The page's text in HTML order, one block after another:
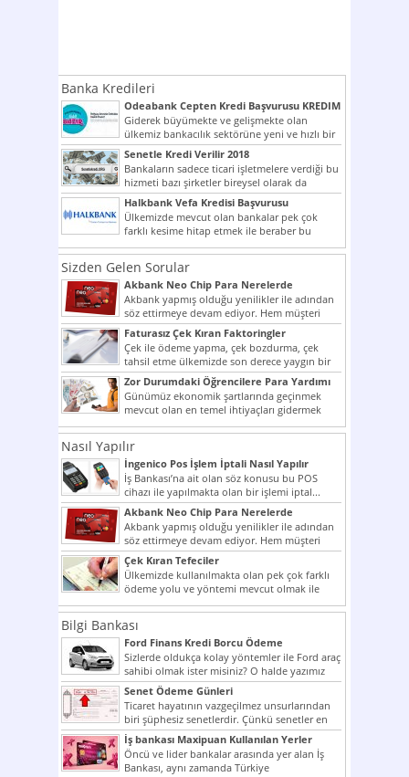
Banka Kredileri
Odeabank Cepten Kredi Başvurusu KREDIM
8444
Giderek büyümekte ve gelişmekte olan
ülkemiz bankacılık sektörüne yeni ve hızlı bir
giriş yapmış olan...
Senetle Kredi Verilir 2018
Bankaların sadece ticari işletmelere verdiği bu
hizmeti bazı şirketler bireysel olarak da
vermektedir. Senetle kredi...
Halkbank Vefa Kredisi Başvurusu
Ülkemizde mevcut olan bankalar pek çok
farklı kesime hitap etmek ile beraber bu
noktada son...
Sizden Gelen Sorular
Akbank Neo Chip Para Nerelerde
Kullanılır?
Akbank yapmış olduğu yenilikler ile adından
söz ettirmeye devam ediyor. Hem müşteri
potansiyelini arttırmak hem...
Faturasız Çek Kıran Faktoringler
Çek ile ödeme yapma, çek bozdurma, çek
tahsil etme ülkemizde son derece yaygın bir
şekilde...
Zor Durumdaki Öğrencilere Para Yardımı
Günümüz ekonomik şartlarında geçinmek
mevcut olan en temel ihtiyaçları gidermek
dahi son derece zor olmak...
Nasıl Yapılır
İngenico Pos İşlem İptali Nasıl Yapılır
İş Bankası’na ait olan söz konusu bu POS
cihazı ile yapılmakta olan bir işlemi iptal...
Akbank Neo Chip Para Nerelerde
Kullanılır?
Akbank yapmış olduğu yenilikler ile adından
söz ettirmeye devam ediyor. Hem müşteri
potansiyelini arttırmak hem...
Çek Kıran Tefeciler
Ülkemizde kullanılmakta olan pek çok farklı
ödeme yolu ve yöntemi mevcut olmak ile
beraber bunlar...
Bilgi Bankası
Ford Finans Kredi Borcu Ödeme
Sizlerde oldukça kolay yöntemler ile Ford araç
sahibi olmak ister misiniz? O halde yazımız
ilginizi...
Senet Ödeme Günleri
Ticaret hayatının vazgeçilmez unsurlarından
biri şüphesiz senetlerdir. Çünkü senetler en
çok kullanılan ödeme araçlarıdır. Taksitler...
İş bankası Maxipuan Kullanılan Yerler
Öncü ve lider bankalar arasında yer alan İş
Bankası, aynı zamanda Türkiye